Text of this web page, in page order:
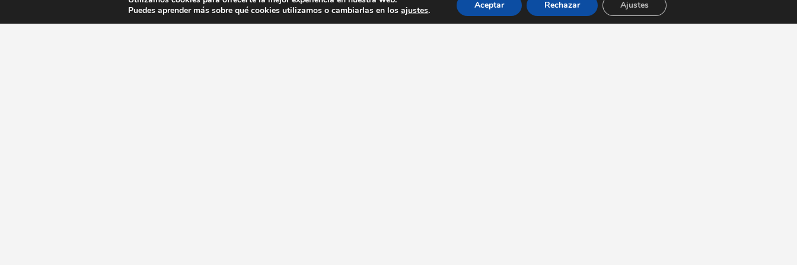
Puedes aprender más sobre qué cookies utilizamos o cambiarlas en losajustes. Aceptar Rechazar Ajustes